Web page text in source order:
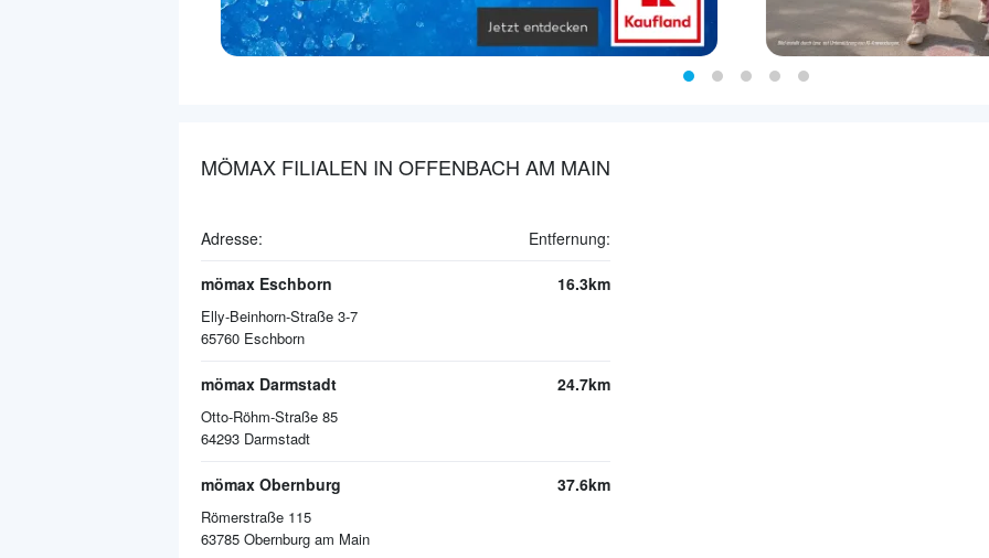
MÖMAX FILIALEN IN OFFENBACH AM MAIN
Adresse: Entfernung:
mömax Eschborn
Elly-Beinhorn-Straße 3-7
65760 Eschborn
16.3km
mömax Darmstadt
Otto-Röhm-Straße 85
64293 Darmstadt
24.7km
mömax Obernburg
Römerstraße 115
63785 Obernburg am Main
37.6km